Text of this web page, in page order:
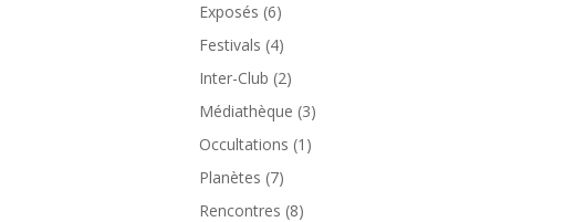
Exposés (6)
Festivals (4)
Inter-Club (2)
Médiathèque (3)
Occultations (1)
Planètes (7)
Rencontres (8)